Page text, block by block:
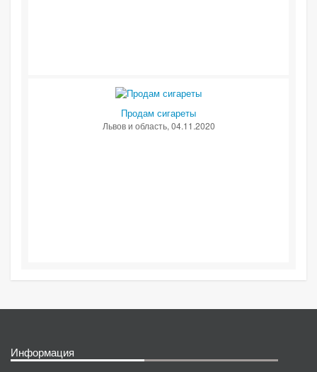
Продам сигареты
Львов и область, 04.11.2020
Информация